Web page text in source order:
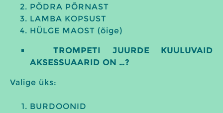
PÕDRA PÕRNAST
LAMBA KOPSUST
HÜLGE MAOST (õige)
TROMPETI JUURDE KUULUVAID
AKSESSUAARID ON …?
Valige üks:
BURDOONID